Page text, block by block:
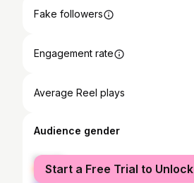
Fake followers
Engagement rate
Average Reel plays
Audience gender
female
male
Start a Free Trial to Unlock